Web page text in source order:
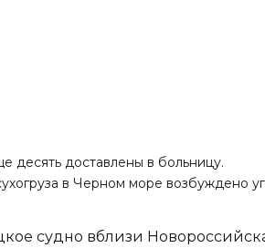
десять доставлены в больницу.
в Черном море возбуждено
судно вблизи